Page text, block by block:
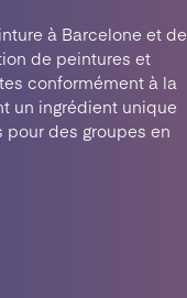
à Barcelone et de
de peintures et
conformément à la
un ingrédient unique
pour des groupes en